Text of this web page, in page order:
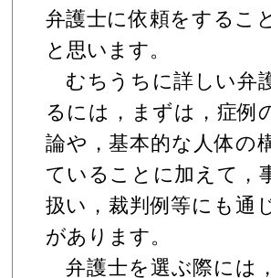
弁護士に依頼をするこ
と思います。
むちうちに詳しい弁
るには，まずは，症例
論や，基本的な人体の
ていることに加えて，
扱い，裁判例等にも通
があります。
弁護士を選ぶ際には